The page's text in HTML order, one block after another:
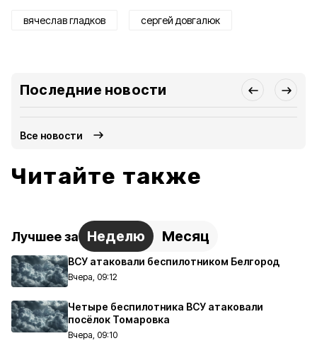
вячеслав гладков сергей довгалюк
Последние новости
Все новости
Читайте также
Лучшее за Неделю Месяц
ВСУ атаковали беспилотником Белгород
Вчера, 09:12
Четыре беспилотника ВСУ атаковали
посёлок Томаровка
Вчера, 09:10